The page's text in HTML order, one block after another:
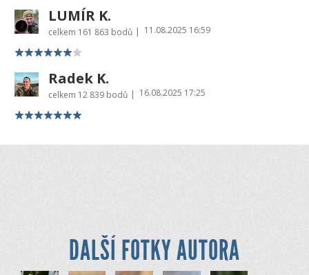
LUMÍR K.
celkem 161 863 bodů | 11.08.2025 16:59
Radek K.
celkem 12 839 bodů | 16.08.2025 17:25
DALŠÍ FOTKY AUTORA